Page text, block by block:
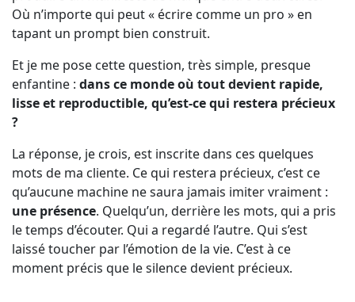
Où n’importe qui peut « écrire comme un pro » en
tapant un prompt bien construit.
Et je me pose cette question, très simple, presque
enfantine : dans ce monde où tout devient rapide,
lisse et reproductible, qu’est-ce qui restera précieux
?
La réponse, je crois, est inscrite dans ces quelques
mots de ma cliente. Ce qui restera précieux, c’est ce
qu’aucune machine ne saura jamais imiter vraiment :
une présence. Quelqu’un, derrière les mots, qui a pris
le temps d’écouter. Qui a regardé l’autre. Qui s’est
laissé toucher par l’émotion de la vie. C’est à ce
moment précis que le silence devient précieux.